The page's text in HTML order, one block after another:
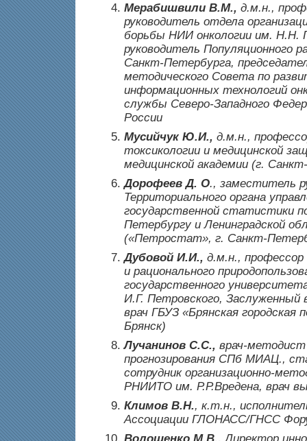
Мерабишвили В.М., д.м.н.,
руководитель отдела
борьбы НИИ онкологии им. Н.Н.
руководитель Популяционного
Санкт-Петербурга,
методического Совета по
информационных технологий
службы Северо-Западного
России
Мусийчук Ю.И., д.м.н.,
токсикологии и медицинской
медицинской академии (г.
Дорофеев Д. О., заместитель
Территориального органа
государственной статистики
Петербургу и Ленинградской
(«Петростат», г. Санкт-
Дубовой И.И., д.м.н., профессор
и рационального
государственного
И.Г. Петровского, Заслуженный
врач ГБУЗ «Брянская городская
Брянск)
Лучанинов С.С., врач-методист
прогнозирования СПб МИАЦ.,
сотрудник организационно-
РНИИТО им. Р.Р.Вредена, врач
Климов В.Н., к.т.н.,
Ассоциации ГЛОНАСС/ГНСС